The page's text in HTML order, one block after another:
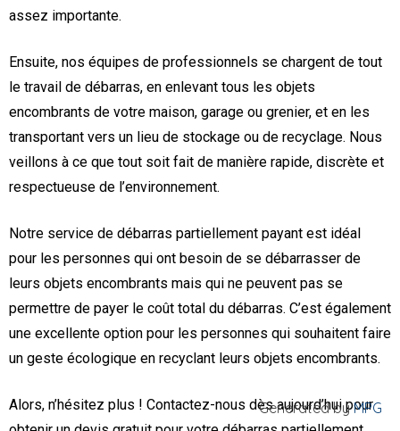
assez importante.
Ensuite, nos équipes de professionnels se chargent de tout
le travail de débarras, en enlevant tous les objets
encombrants de votre maison, garage ou grenier, et en les
transportant vers un lieu de stockage ou de recyclage. Nous
veillons à ce que tout soit fait de manière rapide, discrète et
respectueuse de l’environnement.
Notre service de débarras partiellement payant est idéal
pour les personnes qui ont besoin de se débarrasser de
leurs objets encombrants mais qui ne peuvent pas se
permettre de payer le coût total du débarras. C’est également
une excellente option pour les personnes qui souhaitent faire
un geste écologique en recyclant leurs objets encombrants.
Alors, n’hésitez plus ! Contactez-nous dès aujourd’hui pour
Generated byMPG